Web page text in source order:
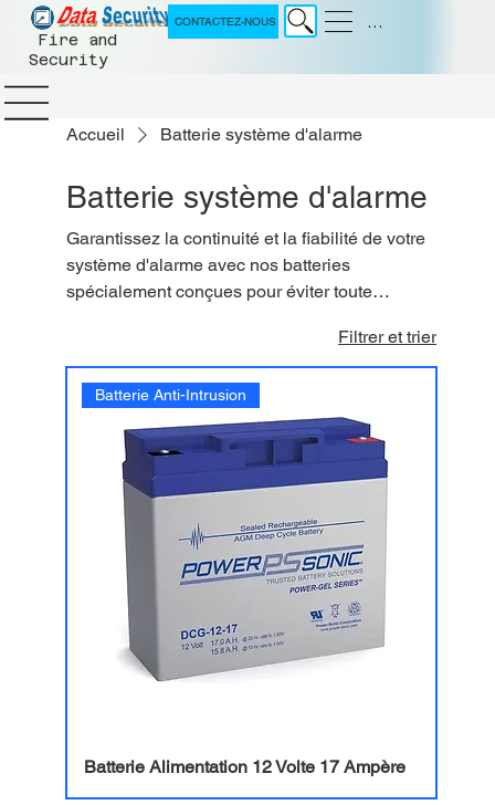
Fire and
Security
Menu
CONTACTEZ-NOUS
Accueil Batterie système d'alarme
Batterie système d'alarme
Garantissez la continuité et la fiabilité de votre
système d'alarme avec nos batteries
spécialement conçues pour éviter toute
assurent une alimentation stable, même en cas
de délestage ou de coupure de courant. Vous
n'aurez plus à vous soucier de l'alimentation de
votre système de sécurité, offrant ainsi une
protection constante pour vos locaux. Profitez
d'une installation robuste et d'un
accompagnement complet, de l'étude à la mise
en service finale.
Filtrer et trier
Batterie Anti-Intrusion
Batterie Alimentation 12 Volte 17 Ampère